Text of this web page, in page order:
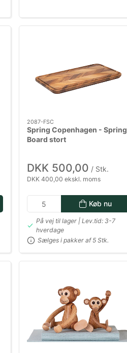
2087-FSC
Spring Copenhagen - Spring
Board stort
DKK 500,00 / Stk.
DKK 400,00 ekskl. moms
Køb nu
På vej til lager | Lev.tid: 3-7
hverdage
Sælges i pakker af 5 Stk.